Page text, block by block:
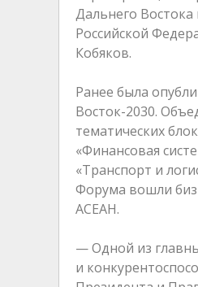
Дальнего Востока
Российской
Кобяков.
Ранее была
Восток-2030.
тематических
«Финансовая
«Транспорт и
Форума вошли
АСЕАН.
— Одной из
и